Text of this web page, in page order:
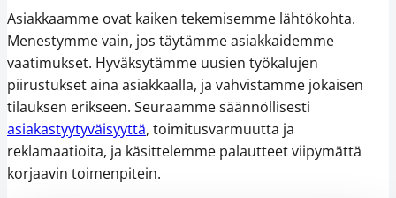
Asiakkaamme ovat kaiken tekemisemme lähtökohta.
Menestymme vain, jos täytämme asiakkaidemme
vaatimukset. Hyväksytämme uusien työkalujen
piirustukset aina asiakkaalla, ja vahvistamme jokaisen
tilauksen erikseen. Seuraamme säännöllisesti
asiakastyytyväisyyttä, toimitusvarmuutta ja
reklamaatioita, ja käsittelemme palautteet viipymättä
korjaavin toimenpitein.